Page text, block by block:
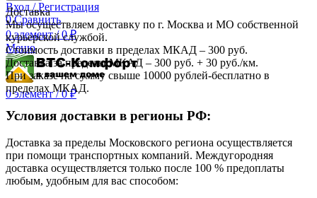
Вход / Регистрация
0 Сравнить
0элемент / 0₽
Меню
0элемент / 0₽
Доставка
Мы осуществляем доставку по г. Москва и МО собственной
курьерской службой.
Стоимость доставки в пределах МКАД – 300 руб.
Доставка за пределы МКАД – 300 руб. + 30 руб./км.
При заказе на сумму свыше 10000 рублей-бесплатно в
пределах МКАД.
Условия доставки в регионы РФ:
Доставка за пределы Московского региона осуществляется
при помощи транспортных компаний. Междугородняя
доставка осуществляется только после 100 % предоплаты
любым, удобным для вас способом: